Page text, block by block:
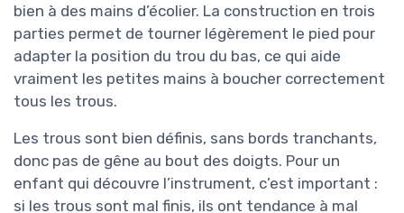
bien à des mains d’écolier. La construction en trois
parties permet de tourner légèrement le pied pour
adapter la position du trou du bas, ce qui aide
vraiment les petites mains à boucher correctement
tous les trous.
Les trous sont bien définis, sans bords tranchants,
donc pas de gêne au bout des doigts. Pour un
enfant qui découvre l’instrument, c’est important :
si les trous sont mal finis, ils ont tendance à mal